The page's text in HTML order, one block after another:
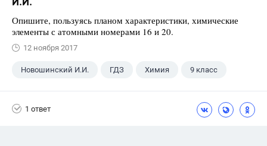
И.И.
Опишите, пользуясь планом характеристики, химические
элементы с атомными номерами 16 и 20.
12 ноября 2017
Новошинский И.И. ГДЗ Химия 9 класс
1 ответ